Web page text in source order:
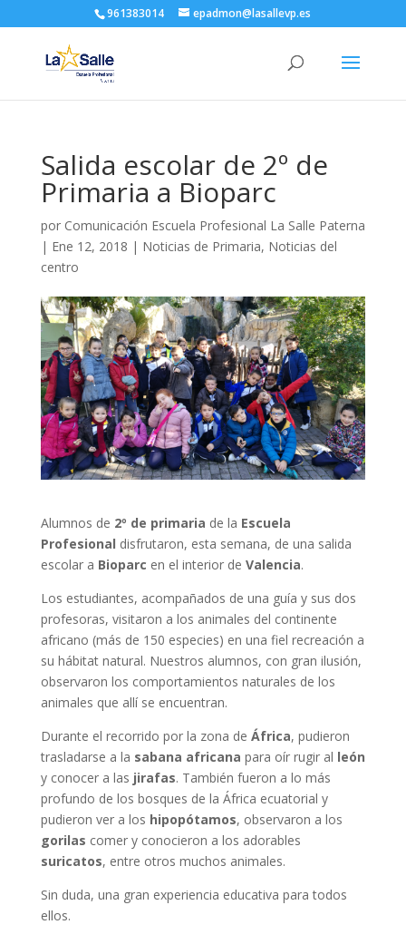
961383014 epadmon@lasallevp.es
Salida escolar de 2º de
Primaria a Bioparc
por Comunicación Escuela Profesional La Salle Paterna
| Ene 12, 2018 | Noticias de Primaria, Noticias del
centro
Alumnos de 2º de primaria de la Escuela
Profesional disfrutaron, esta semana, de una salida
escolar a Bioparc en el interior de Valencia.
Los estudiantes, acompañados de una guía y sus dos
profesoras, visitaron a los animales del continente
africano (más de 150 especies) en una fiel recreación a
su hábitat natural. Nuestros alumnos, con gran ilusión,
observaron los comportamientos naturales de los
animales que allí se encuentran.
Durante el recorrido por la zona de África, pudieron
trasladarse a la sabana africana para oír rugir al león
y conocer a las jirafas. También fueron a lo más
profundo de los bosques de la África ecuatorial y
pudieron ver a los hipopótamos, observaron a los
gorilas comer y conocieron a los adorables
suricatos, entre otros muchos animales.
Sin duda, una gran experiencia educativa para todos
ellos.